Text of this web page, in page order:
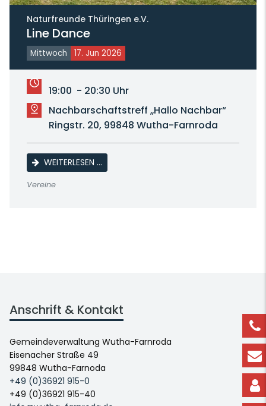
Naturfreunde Thüringen e.V.
Line Dance
Mittwoch 17. Jun 2026
19:00 - 20:30 Uhr
Nachbarschaftstreff „Hallo Nachbar“
Ringstr. 20, 99848 Wutha-Farnroda
WEITERLESEN …LINE DANCE
Vereine
Anschrift & Kontakt
Gemeindeverwaltung Wutha-Farnroda
Eisenacher Straße 49
99848 Wutha-Farnoda
+49 (0)36921 915-0
+49 (0)36921 915-40